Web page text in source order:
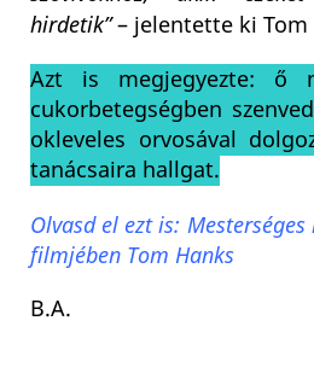
hirdetik”– jelentette ki Tom
Azt is megjegyezte: ő
cukorbetegségben
okleveles orvosával
tanácsaira hallgat.
Olvasd el ezt is:
filmjében Tom Hanks
B.A.